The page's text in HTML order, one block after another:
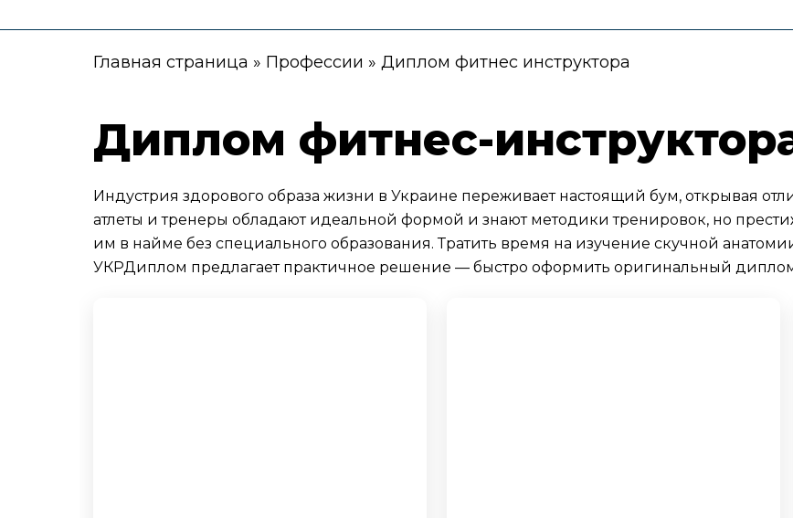
Главная страница » Профессии » Диплом фитнес инструктора
Диплом фитнес-
Индустрия здорового образа жизни в Украине переживает настоящий бум, открывая
атлеты и тренеры обладают идеальной формой и знают методики тренировок, но
им в найме без специального образования. Тратить время на изучение скучной
УКРДиплом предлагает практичное решение — быстро оформить оригинальный